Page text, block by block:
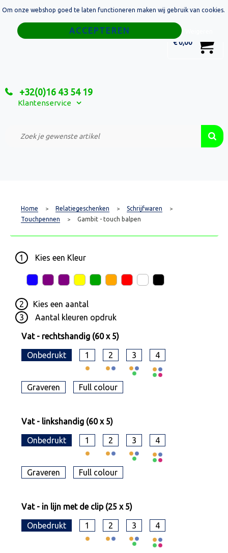
€ 0,00
+32(0)16 43 54 19
Klantenservice
Home
Relatiegeschenken
Custom Made Projecten
Home > Relatiegeschenken > Schrijfwaren >
Touchpennen > Gambit - touch balpen
1 Kies een Kleur
2 Kies een aantal
3
Aantal kleuren opdruk
Vat - rechtshandig (60 x 5)
Onbedrukt 1 2 3 4
Graveren Full colour
Vat - linkshandig (60 x 5)
Onbedrukt 1 2 3 4
Graveren Full colour
Vat - in lijn met de clip (25 x 5)
Onbedrukt 1 2 3 4
Om onze webshop goed te laten functioneren maken wij gebruik van cookies.